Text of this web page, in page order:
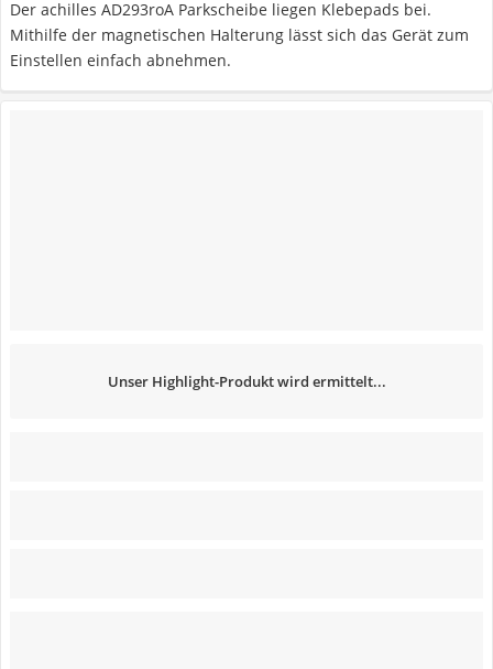
Der achilles AD293roA Parkscheibe liegen Klebepads bei.
Mithilfe der magnetischen Halterung lässt sich das Gerät zum
Einstellen einfach abnehmen.
Unser Highlight-Produkt wird ermittelt...